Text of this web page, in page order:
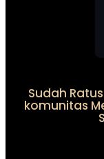
Sudah
komunitas